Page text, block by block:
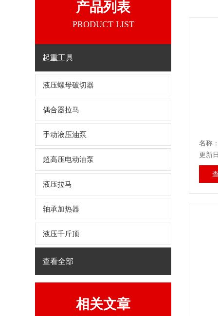
产品列表
PRODUCT LIST
起重工具
液压螺母破切器
偶合器拉马
手动液压油泵
超高压电动油泵
液压拉马
轴承加热器
液压千斤顶
查看全部
相关文章
名称
更新